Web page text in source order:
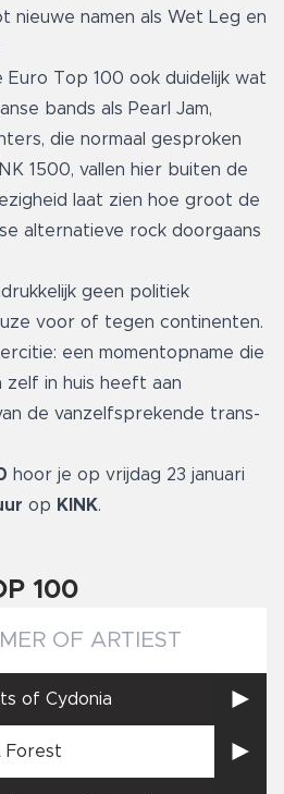
nieuwe namen als Wet Leg en
Euro Top 100 ook duidelijk wat
bands als Pearl Jam,
die normaal gesproken
1500, vallen hier buiten de
laat zien hoe groot de
alternatieve rock doorgaans
geen politiek
voor of tegen continenten.
een momentopname die
zelf in huis heeft aan
de vanzelfsprekende trans-
hoor je op vrijdag 23 januari
op KINK.
100
of Cydonia
Forest